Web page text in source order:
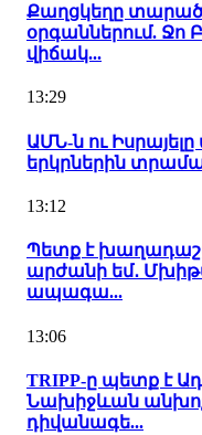
Քաղցկեղը
օրգաններում. Ջո
վիճակ...
13:29
ԱՄՆ-ն ու
երկրներին
13:12
Պետք է
արժանի եմ․
ապագա...
13:06
TRIPP-ը պետք է
Նախիջևան
դիվանագե...